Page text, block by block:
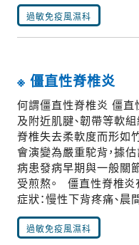
過敏免疫風濕科
※ 僵直性脊椎炎
何謂僵直性脊椎炎 僵
及附近肌腱、韌帶等軟
脊椎失去柔軟度而形如
會演變為嚴重駝背，據
病患發病早期與一般關
受煎熬。 僵直性脊椎
症狀：慢性下背疼痛、晨
過敏免疫風濕科